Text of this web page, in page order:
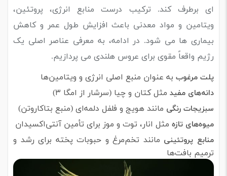
ای برطرف کند. ترکیب درست منابع انرژی، پروتئین،
ویتامین و مواد معدنی باعث افزایش طول عمر و کاهش
بیماری ‌ها می ‌شود. در ادامه، به معرفی عناصر اصلی یک
رژیم واقعاً مقوی برای عروس هلندی می‌ پردازیم.
پلت مرغوب به عنوان منبع اصلی انرژی و ویتامین‌ها
دانه‌های مفید مثل کتان و چیا (سرشار از امگا ۳)
سبزیجات رنگی مانند هویج و فلفل دلمه‌ای (منبع بتاکاروتن)
میوه‌های تازه مثل انار، توت و موز برای تأمین آنتی‌اکسیدان
منابع پروتئینی مانند تخم‌مرغ و حبوبات پخته برای رشد و
ترمیم بافت‌ها